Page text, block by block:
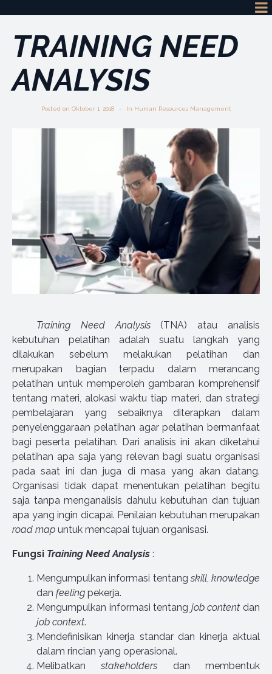
TRAINING NEED
ANALYSIS
Posted on Oktober 1, 2018 In Human Resources Management
Training Need Analysis(TNA) atau analisis
kebutuhan pelatihan adalah suatu langkah yang
dilakukan sebelum melakukan pelatihan dan
merupakan bagian terpadu dalam merancang
pelatihan untuk memperoleh gambaran komprehensif
tentang materi, alokasi waktu tiap materi, dan strategi
pembelajaran yang sebaiknya diterapkan dalam
penyelenggaraan pelatihan agar pelatihan bermanfaat
bagi peserta pelatihan. Dari analisis ini akan diketahui
pelatihan apa saja yang relevan bagi suatu organisasi
pada saat ini dan juga di masa yang akan datang.
Organisasi tidak dapat menentukan pelatihan begitu
saja tanpa menganalisis dahulu kebutuhan dan tujuan
apa yang ingin dicapai. Penilaian kebutuhan merupakan
road map untuk mencapai tujuan organisasi.
Fungsi Training Need Analysis :
Mengumpulkan informasi tentang skill, knowledge
dan feeling pekerja.
Mengumpulkan informasi tentang job contentdan
job context.
Mendefinisikan kinerja standar dan kinerja aktual
dalam rincian yang operasional.
Melibatkanstakeholders dan membentuk